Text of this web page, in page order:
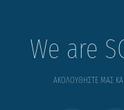
We are
ΑΚΟΛΟΥΘΗΣΤΕ ΜΑΣ